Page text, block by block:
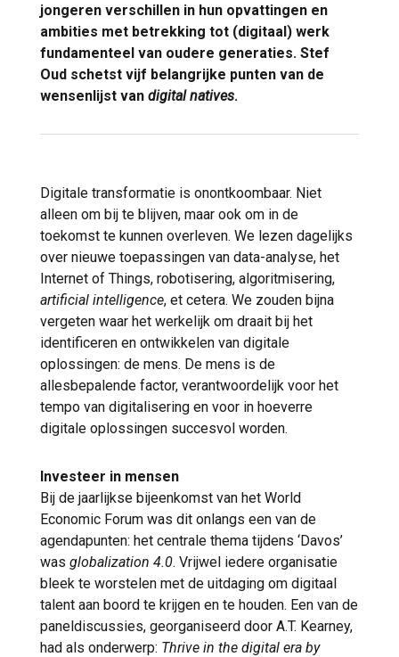
jongeren verschillen in hun opvattingen en
ambities met betrekking tot (digitaal) werk
fundamenteel van oudere generaties. Stef
Oud schetst vijf belangrijke punten van de
wensenlijst van digital natives.
Digitale transformatie is onontkoombaar. Niet
alleen om bij te blijven, maar ook om in de
toekomst te kunnen overleven. We lezen dagelijks
over nieuwe toepassingen van data-analyse, het
Internet of Things, robotisering, algoritmisering,
artificial intelligence, et cetera. We zouden bijna
vergeten waar het werkelijk om draait bij het
identificeren en ontwikkelen van digitale
oplossingen: de mens. De mens is de
allesbepalende factor, verantwoordelijk voor het
tempo van digitalisering en voor in hoeverre
digitale oplossingen succesvol worden.
Investeer in mensen
Bij de jaarlijkse bijeenkomst van het World
Economic Forum was dit onlangs een van de
agendapunten: het centrale thema tijdens ‘Davos’
was globalization 4.0. Vrijwel iedere organisatie
bleek te worstelen met de uitdaging om digitaal
talent aan boord te krijgen en te houden. Een van de
paneldiscussies, georganiseerd door A.T. Kearney,
had als onderwerp: Thrive in the digital era by